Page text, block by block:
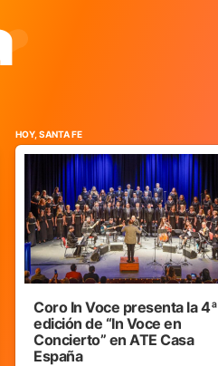
HOY, SANTA FE
Coro In Voce presenta la 4ª
edición de “In Voce en
Concierto” en ATE Casa
España